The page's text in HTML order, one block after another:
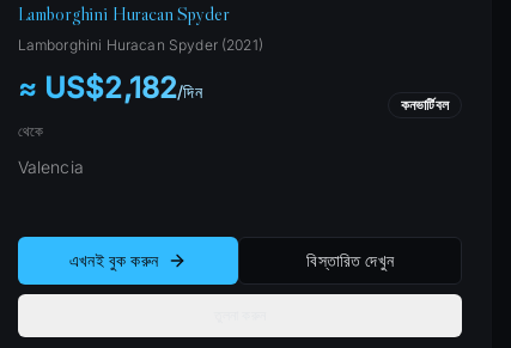
Lamborghini Huracan Spyder
Lamborghini Huracan Spyder(2021)
≈ US$2,182/দিন
থেকে
কনভার্টিবল
Valencia
এখনই বুক করুন বিস্তারিত দেখুন